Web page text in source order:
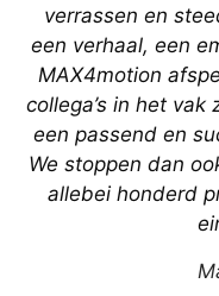
verrassen en
een verhaal, een
MAX4motion
collega’s in het
een passend en
We stoppen dan
allebei honderd